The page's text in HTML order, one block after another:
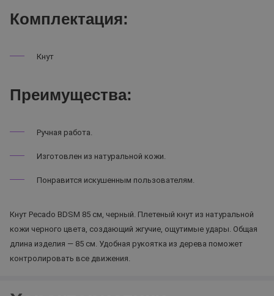
Комплектация:
Кнут
Преимущества:
Ручная работа.
Изготовлен из натуральной кожи.
Понравится искушенным пользователям.
Кнут Pecado BDSM 85 см, черный. Плетеный кнут из натуральной
кожи черного цвета, создающий жгучие, ощутимые удары. Общая
длина изделия — 85 см. Удобная рукоятка из дерева поможет
контролировать все движения.